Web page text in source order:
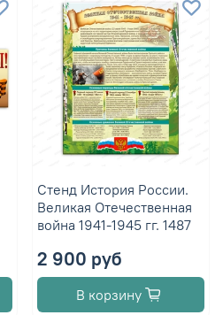
Стенд История России.
Великая Отечественная
война 1941-1945 гг. 1487
2 900 руб
В корзину